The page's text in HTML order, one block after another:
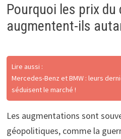
Pourquoi les prix
augmentent-ils
Lire aussi :
Mercedes-Benz et BMW : leurs
séduisent le marché !
Les augmentations sont
géopolitiques, comme la